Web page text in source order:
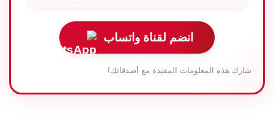
انضم لقناة واتساب
شارك هذه المعلومات المفيدة مع أصدقائك!